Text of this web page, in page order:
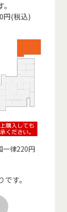
円(税込)
一律220円
す。